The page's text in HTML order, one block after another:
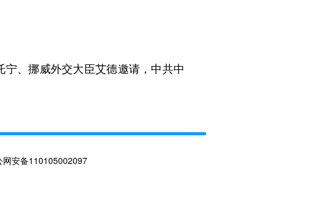
、挪威外交大臣艾德邀请，中共中
安备110105002097